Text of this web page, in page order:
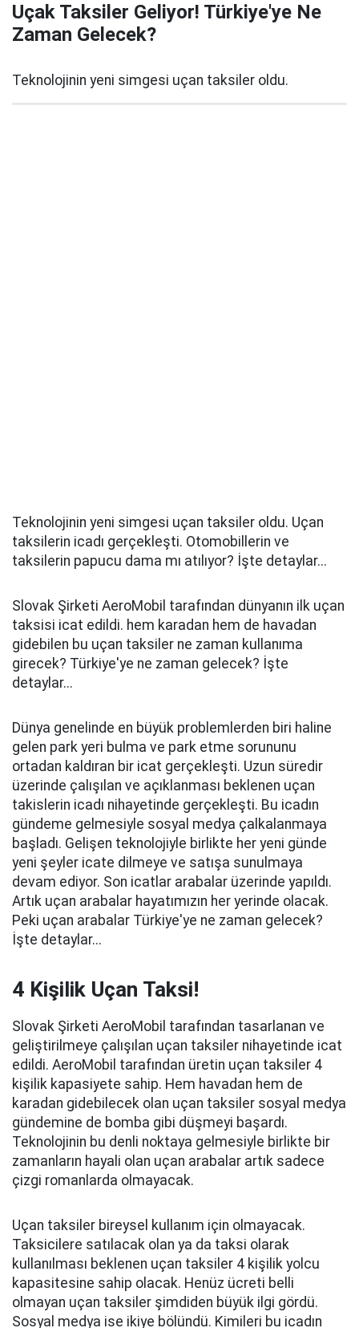
Uçak Taksiler Geliyor! Türkiye'ye Ne
Zaman Gelecek?
Teknolojinin yeni simgesi uçan taksiler oldu.
Teknolojinin yeni simgesi uçan taksiler oldu. Uçan
taksilerin icadı gerçekleşti. Otomobillerin ve
taksilerin papucu dama mı atılıyor? İşte detaylar...
Slovak Şirketi AeroMobil tarafından dünyanın ilk uçan
taksisi icat edildi. hem karadan hem de havadan
gidebilen bu uçan taksiler ne zaman kullanıma
girecek? Türkiye'ye ne zaman gelecek? İşte
detaylar...
Dünya genelinde en büyük problemlerden biri haline
gelen park yeri bulma ve park etme sorununu
ortadan kaldıran bir icat gerçekleşti. Uzun süredir
üzerinde çalışılan ve açıklanması beklenen uçan
takislerin icadı nihayetinde gerçekleşti. Bu icadın
gündeme gelmesiyle sosyal medya çalkalanmaya
başladı. Gelişen teknolojiyle birlikte her yeni günde
yeni şeyler icate dilmeye ve satışa sunulmaya
devam ediyor. Son icatlar arabalar üzerinde yapıldı.
Artık uçan arabalar hayatımızın her yerinde olacak.
Peki uçan arabalar Türkiye'ye ne zaman gelecek?
İşte detaylar...
4 Kişilik Uçan Taksi!
Slovak Şirketi AeroMobil tarafından tasarlanan ve
geliştirilmeye çalışılan uçan taksiler nihayetinde icat
edildi. AeroMobil tarafından üretin uçan taksiler 4
kişilik kapasiyete sahip. Hem havadan hem de
karadan gidebilecek olan uçan taksiler sosyal medya
gündemine de bomba gibi düşmeyi başardı.
Teknolojinin bu denli noktaya gelmesiyle birlikte bir
zamanların hayali olan uçan arabalar artık sadece
çizgi romanlarda olmayacak.
Uçan taksiler bireysel kullanım için olmayacak.
Taksicilere satılacak olan ya da taksi olarak
kullanılması beklenen uçan taksiler 4 kişilik yolcu
kapasitesine sahip olacak. Henüz ücreti belli
olmayan uçan taksiler şimdiden büyük ilgi gördü.
Sosyal medya ise ikiye bölündü. Kimileri bu icadın